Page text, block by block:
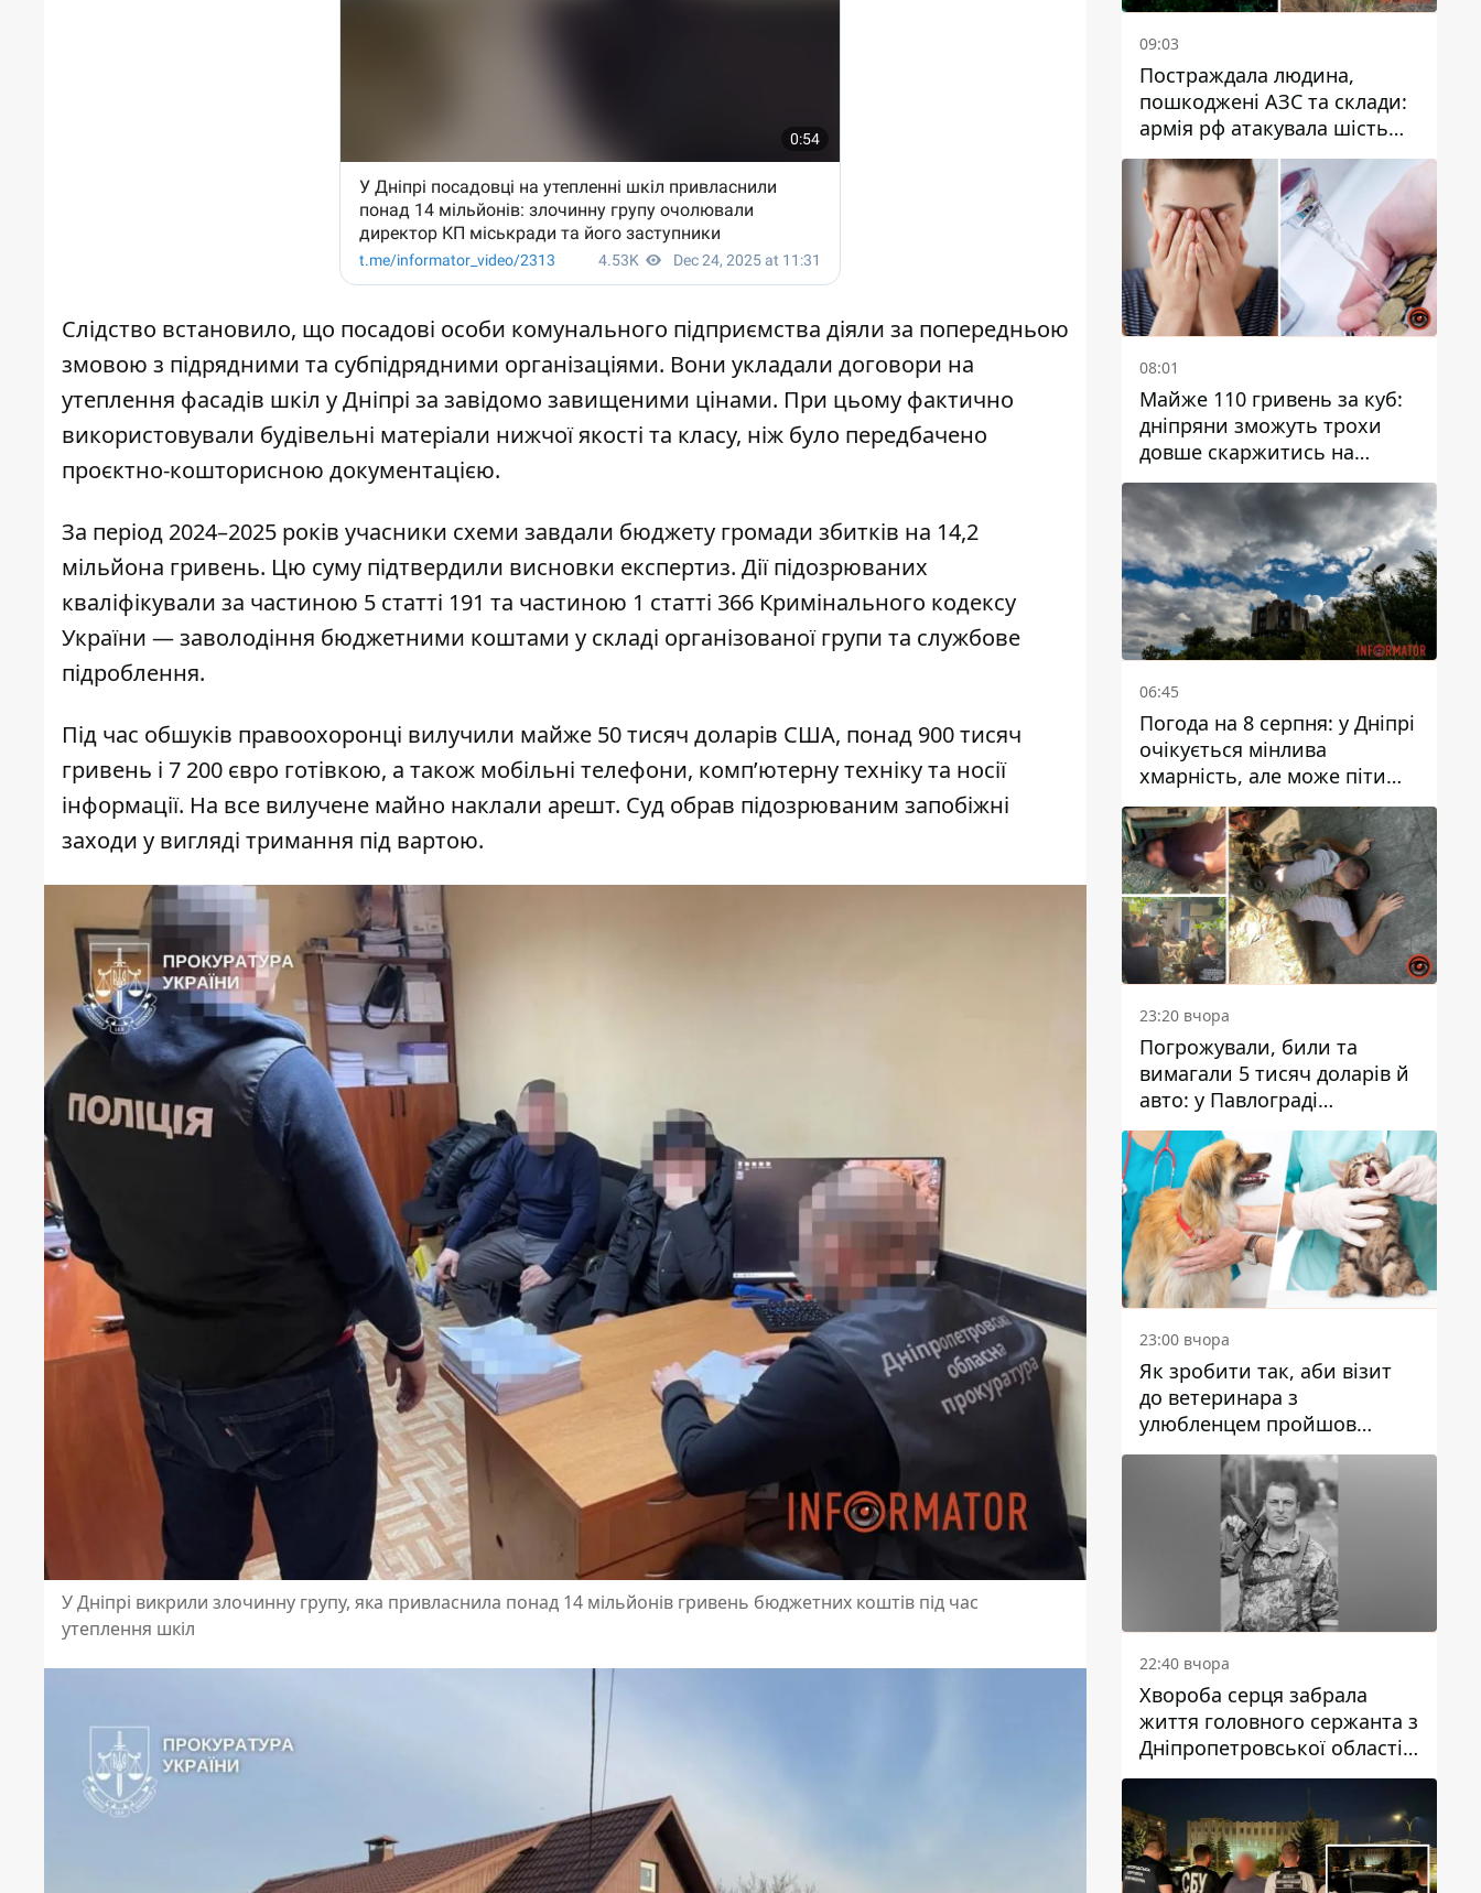
Слідство встановило, що посадові особи комунального підприємства діяли за попередньою
змовою з підрядними та субпідрядними організаціями. Вони укладали договори на
утеплення фасадів шкіл у Дніпрі за завідомо завищеними цінами. При цьому фактично
використовували будівельні матеріали нижчої якості та класу, ніж було передбачено
проєктно-кошторисною документацією.
За період 2024–2025 років учасники схеми завдали бюджету громади збитків на 14,2
мільйона гривень. Цю суму підтвердили висновки експертиз. Дії підозрюваних
кваліфікували за частиною 5 статті 191 та частиною 1 статті 366 Кримінального кодексу
України — заволодіння бюджетними коштами у складі організованої групи та службове
підроблення.
Під час обшуків правоохоронці вилучили майже 50 тисяч доларів США, понад 900 тисяч
гривень і 7 200 євро готівкою, а також мобільні телефони, комп’ютерну техніку та носії
інформації. На все вилучене майно наклали арешт. Суд обрав підозрюваним запобіжні
заходи у вигляді тримання під вартою.
У Дніпрі викрили злочинну групу, яка привласнила понад 14 мільйонів гривень бюджетних коштів під час
утеплення шкіл
09:03
Постраждала людина,
пошкоджені АЗС та склади:
армія рф атакувала шість
районів Дніпропетровської
області
08:01
Майже 110 гривень за куб:
дніпряни зможуть трохи
довше скаржитись на
заплановані тарифи на воду
на 2027 рік
06:45
Погода на 8 серпня: у Дніпрі
очікується мінлива
хмарність, але може піти
дощ
23:20 вчора
Погрожували, били та
вимагали 5 тисяч доларів й
авто: у Павлограді
затримали двох чоловіків
23:00 вчора
Як зробити так, аби візит
до ветеринара з
улюбленцем пройшов
спокійно: прості поради
22:40 вчора
Хвороба серця забрала
життя головного сержанта з
Дніпропетровської області
Юрія Свистуна